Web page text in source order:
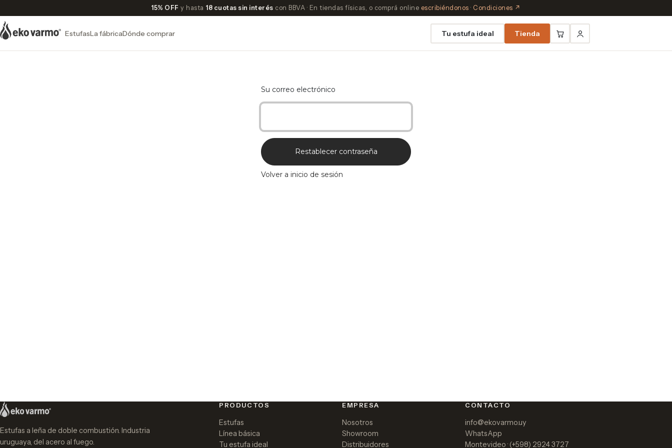
15% OFF y hasta 18 cuotas sin interés con BBVA · En tiendas físicas, o comprá online escribiéndonos · Condiciones ↗
EstufasLa fábricaDónde comprar Tu estufa ideal Tienda
Su correo electrónico
Restablecer contraseña
Volver a inicio de sesión
Estufas a leña de doble combustión. Industria
uruguaya, del acero al fuego.
PRODUCTOS
Estufas
Línea básica
Tu estufa ideal
EMPRESA
Nosotros
Showroom
Distribuidores
CONTACTO
info@ekovarmo.uy
WhatsApp
Montevideo · (+598) 2924 3727